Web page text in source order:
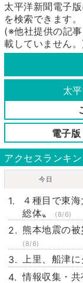
太平洋新聞電子
を検索できます。
(※他社提供の記
載していません。
太
電子版
アクセスランキ
今日
４種目で東
総体〟
(8/6)
熊本地震の
(8/6)
上里、船津
情報収集・